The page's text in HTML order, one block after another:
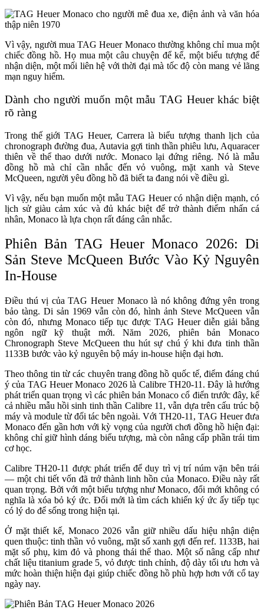
Vì vậy, người mua TAG Heuer Monaco thường không chỉ mua một
chiếc đồng hồ. Họ mua một câu chuyện để kể, một biểu tượng để
nhận diện, một mối liên hệ với thời đại mà tốc độ còn mang vẻ lãng
mạn nguy hiểm.
Dành cho người muốn một mẫu TAG Heuer khác biệt
rõ ràng
Trong thế giới TAG Heuer, Carrera là biểu tượng thanh lịch của
chronograph đường đua, Autavia gợi tinh thần phiêu lưu, Aquaracer
thiên về thể thao dưới nước. Monaco lại đứng riêng. Nó là mẫu
đồng hồ mà chỉ cần nhắc đến vỏ vuông, mặt xanh và Steve
McQueen, người yêu đồng hồ đã biết ta đang nói về điều gì.
Vì vậy, nếu bạn muốn một mẫu TAG Heuer có nhận diện mạnh, có
lịch sử giàu cảm xúc và đủ khác biệt để trở thành điểm nhấn cá
nhân, Monaco là lựa chọn rất đáng cân nhắc.
Phiên Bản TAG Heuer Monaco 2026: Di
Sản Steve McQueen Bước Vào Kỷ Nguyên
In-House
Điều thú vị của TAG Heuer Monaco là nó không đứng yên trong
bảo tàng. Di sản 1969 vẫn còn đó, hình ảnh Steve McQueen vẫn
còn đó, nhưng Monaco tiếp tục được TAG Heuer diễn giải bằng
ngôn ngữ kỹ thuật mới. Năm 2026, phiên bản Monaco
Chronograph Steve McQueen thu hút sự chú ý khi đưa tinh thần
1133B bước vào kỷ nguyên bộ máy in-house hiện đại hơn.
Theo thông tin từ các chuyên trang đồng hồ quốc tế, điểm đáng chú
ý của TAG Heuer Monaco 2026 là Calibre TH20-11. Đây là hướng
phát triển quan trọng vì các phiên bản Monaco cổ điển trước đây, kể
cả nhiều mẫu hồi sinh tinh thần Calibre 11, vẫn dựa trên cấu trúc bộ
máy và module từ đối tác bên ngoài. Với TH20-11, TAG Heuer đưa
Monaco đến gần hơn với kỳ vọng của người chơi đồng hồ hiện đại:
không chỉ giữ hình dáng biểu tượng, mà còn nâng cấp phần trái tim
cơ học.
Calibre TH20-11 được phát triển để duy trì vị trí núm vặn bên trái
— một chi tiết vốn đã trở thành linh hồn của Monaco. Điều này rất
quan trọng. Bởi với một biểu tượng như Monaco, đổi mới không có
nghĩa là xóa bỏ ký ức. Đổi mới là tìm cách khiến ký ức ấy tiếp tục
có lý do để sống trong hiện tại.
Ở mặt thiết kế, Monaco 2026 vẫn giữ nhiều dấu hiệu nhận diện
quen thuộc: tinh thần vỏ vuông, mặt số xanh gợi đến ref. 1133B, hai
mặt số phụ, kim đỏ và phong thái thể thao. Một số nâng cấp như
chất liệu titanium grade 5, vỏ được tinh chỉnh, độ dày tối ưu hơn và
mức hoàn thiện hiện đại giúp chiếc đồng hồ phù hợp hơn với cổ tay
ngày nay.